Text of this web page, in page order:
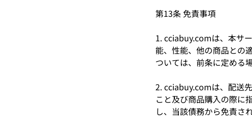
第13条 免責事項
1. cciabuy.comは、本サ
能、性能、他の商品との
ついては、前条に定める
2. cciabuy.comは、配送
こと及び商品購入の際に
し、当該債務から免責さ